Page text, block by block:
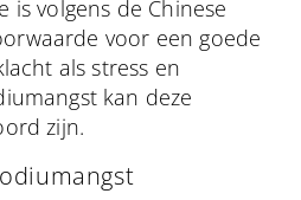
is volgens de Chinese
voor een goede
als stress en
kan deze
zijn.